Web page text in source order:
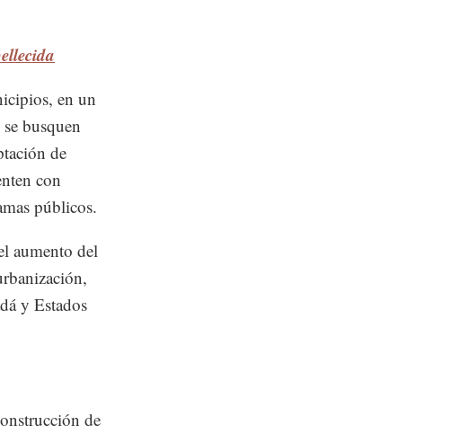
en un
busquen
de
con
públicos.
aumento del
y Estados
de